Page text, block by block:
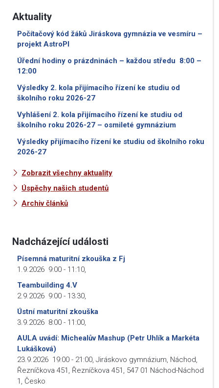
Aktuality
Počítačový kód žáků Jiráskova gymnázia ve vesmíru –
projekt AstroPI
Úřední hodiny o prázdninách – každou středu 8:00 –
12:00
Výsledky 2. kola přijímacího řízení ke studiu od
školního roku 2026-27
Vyhlášení 2. kola přijímacího řízení ke studiu od
školního roku 2026-27 – osmileté gymnázium
Výsledky přijímacího řízení ke studiu od školního roku
2026-27
Zobrazit všechny aktuality
Úspěchy našich studentů
Archiv článků
Nadcházející události
Písemná maturitní zkouška z Fj
1.9.2026 9:00 - 11:10
Teambuilding 4.V
2.9.2026 9:00 - 13:30
Ústní maturitní zkouška
3.9.2026 8:00 - 11:00
AULA uvádí: Michealův Mashup (Petr Uhlík a Markéta
Lukášková)
23.9.2026 19:00 - 21:00 Jiráskovo gymnázium, Náchod,
Řezníčkova 451, Řezníčkova 451, 547 01 Náchod-Náchod
1, Česko